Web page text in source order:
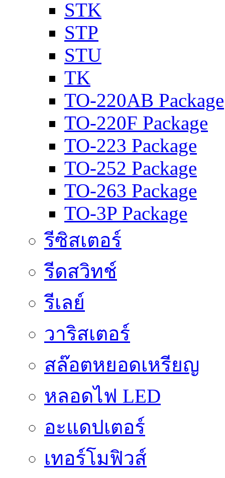
STK
STP
STU
TK
TO-220AB Package
TO-220F Package
TO-223 Package
TO-252 Package
TO-263 Package
TO-3P Package
รีซิสเตอร์
รีดสวิทช์
รีเลย์
วาริสเตอร์
สล๊อตหยอดเหรียญ
หลอดไฟ LED
อะแดปเตอร์
เทอร์โมฟิวส์